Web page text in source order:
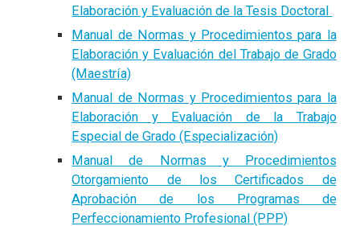
Elaboración y Evaluación de la Tesis Doctoral
Manual de Normas y Procedimientos para la
Elaboración y Evaluación del Trabajo de Grado
(Maestría)
Manual de Normas y Procedimientos para la
Elaboración y Evaluación de la Trabajo
Especial de Grado (Especialización)
Manual de Normas y Procedimientos
Otorgamiento de los Certificados de
Aprobación de los Programas de
Perfeccionamiento Profesional (PPP)